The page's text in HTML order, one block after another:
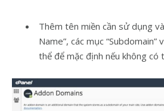
Thêm tên miền cần sử dụng
Name”, các mục “Subdomain”
thể để mặc định nếu không có